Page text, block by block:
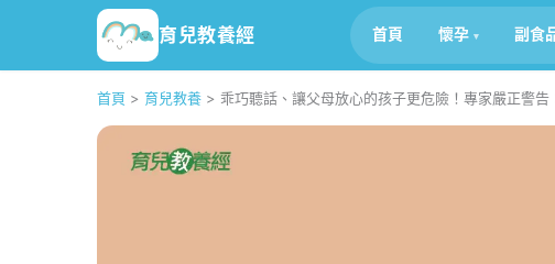
育兒教養經 首頁 懷孕 副食
首頁 > 育兒教養 > 乖巧聽話、讓父母放心的孩子更危險！專家嚴正警告